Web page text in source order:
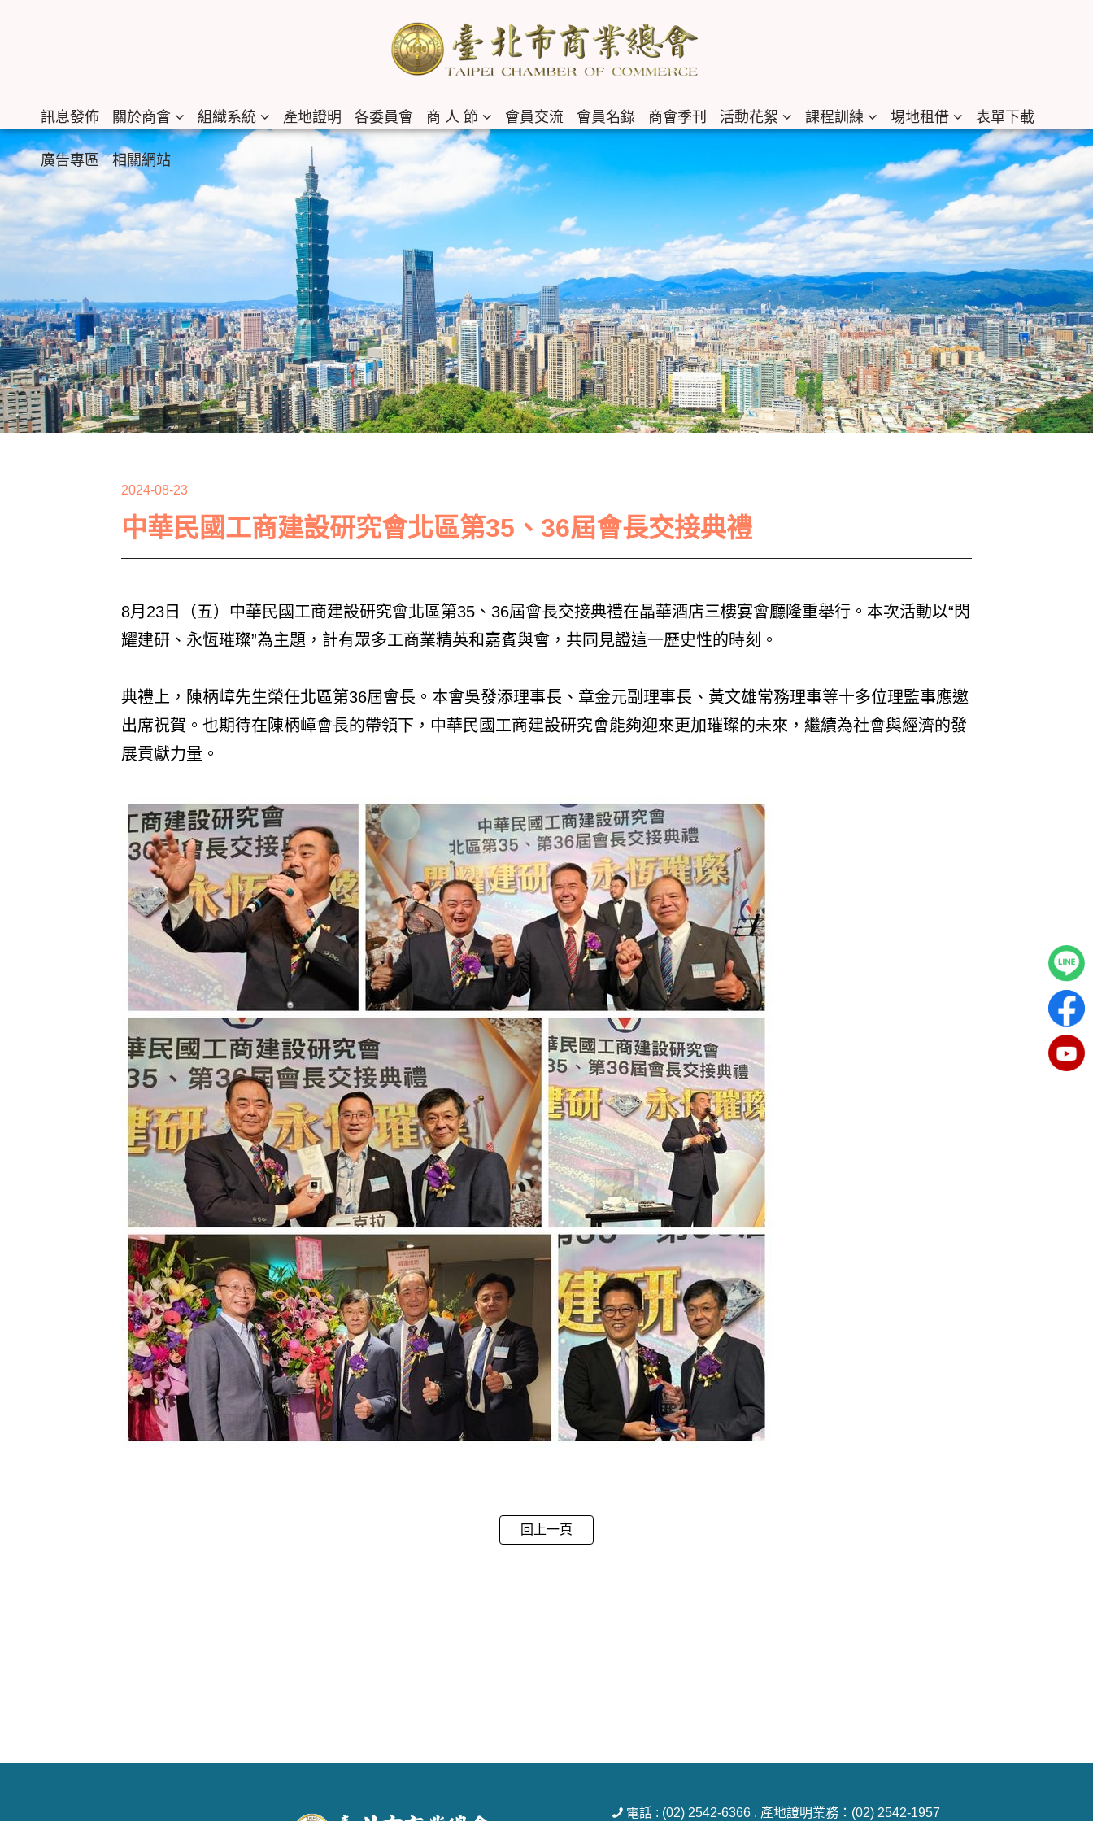
訊息發佈 關於商會 組織系統 產地證明 各委員會 商 人 節 會員交流 會員名錄 商會季刊 活動花絮 課程訓練 埸地租借 表單下載
廣告專區 相關網站
2024-08-23
中華民國工商建設研究會北區第35、36屆會長交接典禮
8月23日（五）中華民國工商建設研究會北區第35、36屆會長交接典禮在晶華酒店三樓宴會廳隆重舉行。本次活動以“閃
耀建研、永恆璀璨”為主題，計有眾多工商業精英和嘉賓與會，共同見證這一歷史性的時刻。
典禮上，陳柄嶂先生榮任北區第36屆會長。本會吳發添理事長、章金元副理事長、黃文雄常務理事等十多位理監事應邀
出席祝賀。也期待在陳柄嶂會長的帶領下，中華民國工商建設研究會能夠迎來更加璀璨的未來，繼續為社會與經濟的發
展貢獻力量。
回上一頁
電話 : (02) 2542-6366 . 產地證明業務：(02) 2542-1957